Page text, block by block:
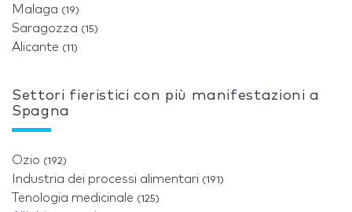
Malaga (19)
Saragozza (15)
Alicante (11)
Settori fieristici con più manifestazioni a
Spagna
Ozio (192)
Industria dei processi alimentari (191)
Tenologia medicinale (125)